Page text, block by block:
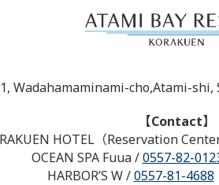
Wadahamaminami-cho,Atami-shi,
【Contact】
HOTEL（Reservation Center
OCEAN SPA Fuua/ 0557-82-
HARBOR’S W/ 0557-81-4688